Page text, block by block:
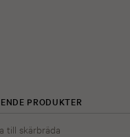
PRODUKTER
till skärbräda